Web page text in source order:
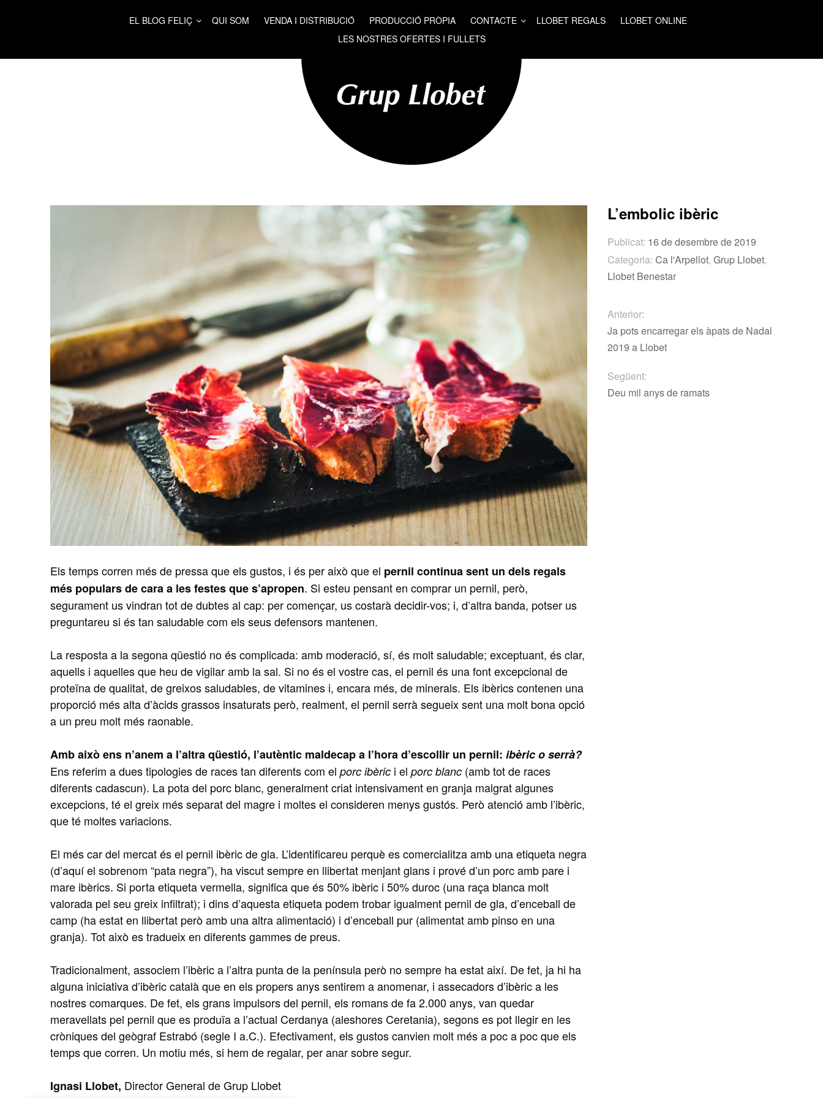
EL BLOG FELIÇ QUI SOM VENDA I DISTRIBUCIÓ PRODUCCIÓ PRÒPIA CONTACTE LLOBET REGALS
LLOBET ONLINE
LES NOSTRES OFERTES I FULLETS
Els temps corren més de pressa que els gustos, i és per això que el pernil continua sent un dels regals
més populars de cara a les festes que s’apropen. Si esteu pensant en comprar un pernil, però,
segurament us vindran tot de dubtes al cap: per començar, us costarà decidir-vos; i, d’altra banda, potser us
preguntareu si és tan saludable com els seus defensors mantenen.
La resposta a la segona qüestió no és complicada: amb moderació, sí, és molt saludable; exceptuant, és clar,
aquells i aquelles que heu de vigilar amb la sal. Si no és el vostre cas, el pernil és una font excepcional de
proteïna de qualitat, de greixos saludables, de vitamines i, encara més, de minerals. Els ibèrics contenen una
proporció més alta d’àcids grassos insaturats però, realment, el pernil serrà segueix sent una molt bona opció
a un preu molt més raonable.
Amb això ens n’anem a l’altra qüestió, l’autèntic maldecap a l’hora d’escollir un pernil: ibèric o serrà?
Ens referim a dues tipologies de races tan diferents com el porc ibèric i el porc blanc (amb tot de races
diferents cadascun). La pota del porc blanc, generalment criat intensivament en granja malgrat algunes
excepcions, té el greix més separat del magre i moltes el consideren menys gustós. Però atenció amb l’ibèric,
que té moltes variacions.
El més car del mercat és el pernil ibèric de gla. L’identificareu perquè es comercialitza amb una etiqueta negra
(d’aquí el sobrenom “pata negra”), ha viscut sempre en llibertat menjant glans i prové d’un porc amb pare i
mare ibèrics. Si porta etiqueta vermella, significa que és 50% ibèric i 50% duroc (una raça blanca molt
valorada pel seu greix infiltrat); i dins d’aquesta etiqueta podem trobar igualment pernil de gla, d’enceball de
camp (ha estat en llibertat però amb una altra alimentació) i d’enceball pur (alimentat amb pinso en una
granja). Tot això es tradueix en diferents gammes de preus.
Tradicionalment, associem l’ibèric a l’altra punta de la península però no sempre ha estat així. De fet, ja hi ha
alguna iniciativa d’ibèric català que en els propers anys sentirem a anomenar, i assecadors d’ibèric a les
nostres comarques. De fet, els grans impulsors del pernil, els romans de fa 2.000 anys, van quedar
meravellats pel pernil que es produïa a l’actual Cerdanya (aleshores Ceretania), segons es pot llegir en les
cròniques del geògraf Estrabó (segle I a.C.). Efectivament, els gustos canvien molt més a poc a poc que els
temps que corren. Un motiu més, si hem de regalar, per anar sobre segur.
Ignasi Llobet, Director General de Grup Llobet
L’embolic ibèric
Publicat: 16 de desembre de 2019
Categoria:Ca l'Arpellot,Grup Llobet,
Llobet Benestar
Anterior:
Ja pots encarregar els àpats de Nadal
2019 a Llobet
Següent:
Deu mil anys de ramats